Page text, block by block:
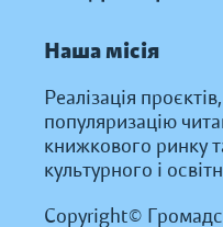
Наша місія
Реалізація
популяризацію
книжкового ринку
культурного і
Copyright©